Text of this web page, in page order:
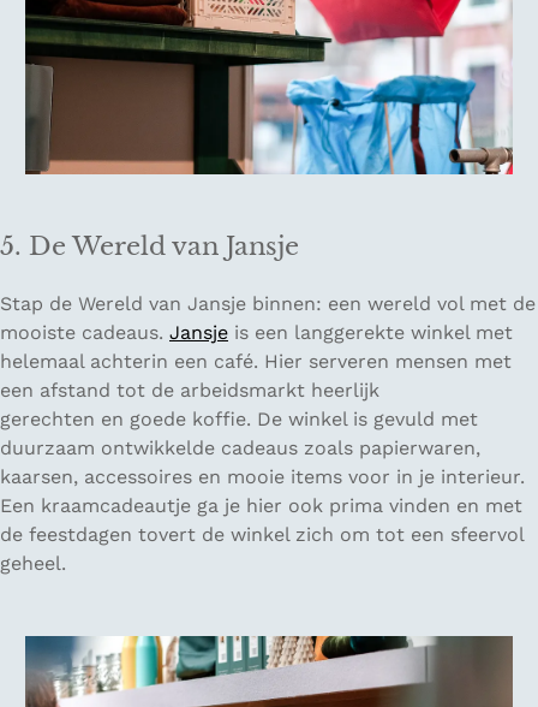
5. De Wereld van Jansje
Stap de Wereld van Jansje binnen: een wereld vol met de
mooiste cadeaus. Jansje is een langgerekte winkel met
helemaal achterin een café. Hier serveren mensen met
een afstand tot de arbeidsmarkt heerlijk
gerechten en goede koffie. De winkel is gevuld met
duurzaam ontwikkelde cadeaus zoals papierwaren,
kaarsen, accessoires en mooie items voor in je interieur.
Een kraamcadeautje ga je hier ook prima vinden en met
de feestdagen tovert de winkel zich om tot een sfeervol
geheel.